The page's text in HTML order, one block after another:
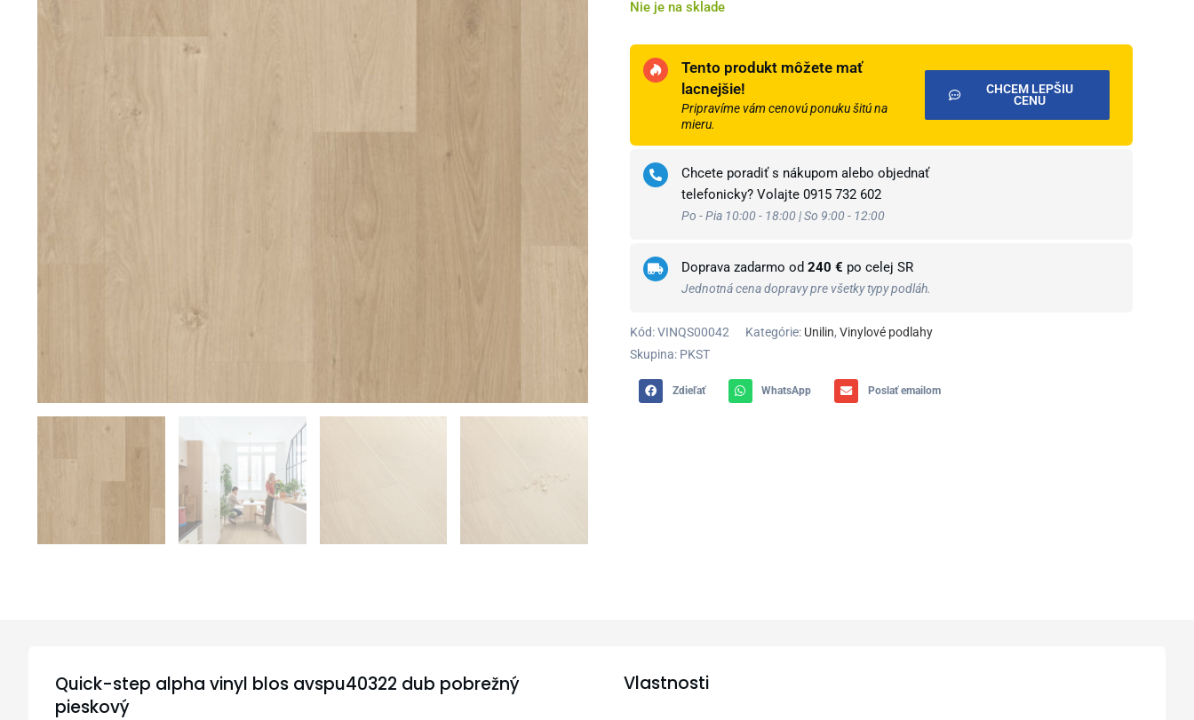
Nie je na sklade
Tento produkt môžete mať
lacnejšie!
Pripravíme vám cenovú ponuku šitú na
mieru.
CHCEM LEPŠIU
CENU
Chcete poradiť s nákupom alebo objednať
telefonicky? Volajte 0915 732 602
Po - Pia 10:00 - 18:00 | So 9:00 - 12:00
Doprava zadarmo od 240 € po celej SR
Jednotná cena dopravy pre všetky typy podláh.
Kód:VINQS00042 Kategórie: Unilin, Vinylové podlahy
Skupina: PKST
Zdieľať WhatsApp Poslať emailom
Quick-step alpha vinyl blos avspu40322 dub pobrežný
pieskový
Vlastnosti